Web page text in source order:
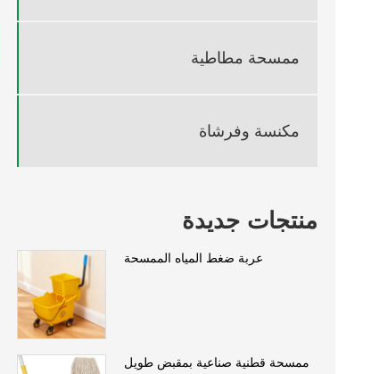
ممسحة مطاطية
مكنسة وفرشاة
منتجات جديدة
عربة ضغط المياه الممسحة
ممسحة قطنية صناعية بمقبض طويل